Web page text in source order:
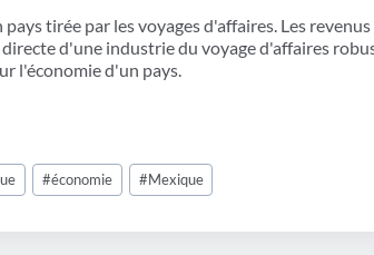
tirée par les voyages d'affaires. Les revenus
d'une industrie du voyage d'affaires
l'économie d'un pays.
#économie #Mexique